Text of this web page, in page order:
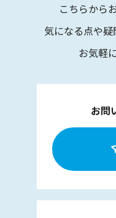
こちらから
気になる点や疑
お気軽
お問